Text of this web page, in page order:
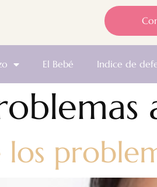
El Bebé Indice de